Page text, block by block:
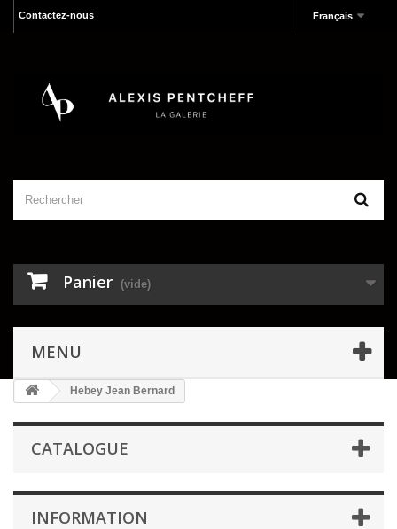
Français
Contactez-nous
Panier (vide)
MENU
Hebey Jean Bernard
CATALOGUE
INFORMATION